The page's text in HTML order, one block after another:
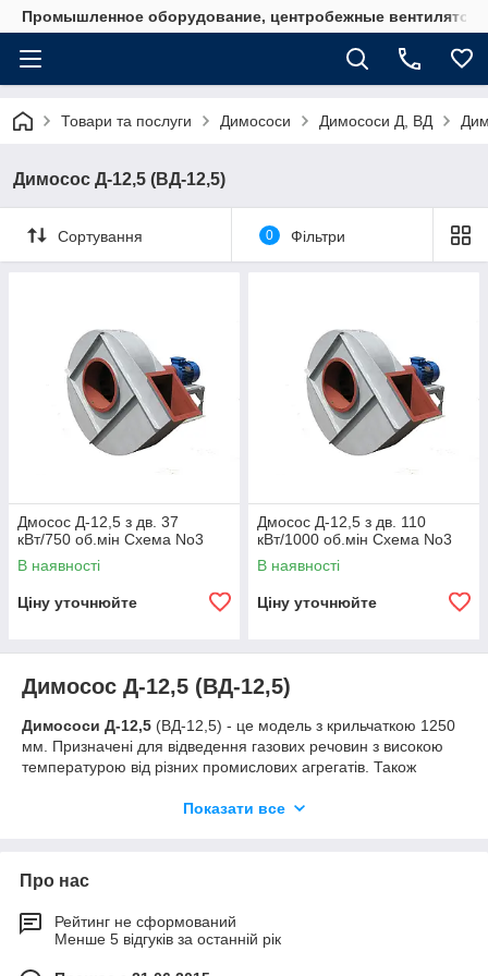
Промышленное оборудование, центробежные
Товари та послуги Димососи Димососи Д, ВД
Димосос Д-12,5 (ВД-12,5)
Сортування 0 Фільтри
Дмосос Д-12,5 з дв. 37
кВт/750 об.мін Схема No3
В наявності
Ціну уточнюйте
Дмосос Д-12,5 з дв. 110
кВт/1000 об.мін Схема No3
В наявності
Ціну уточнюйте
Димосос Д-12,5 (ВД-12,5)
Димососи Д-12,5 (ВД-12,5) - це модель з крильчаткою 1250
мм. Призначені для відведення газових речовин з високою
температурою від різних промислових агрегатів. Також
системах вентиляції і кондиціонування. З допомогою
паровими, водогрійними, які працюють на твердому або газо-
мазутному паливі.
Функції та переваги димососа
Показати все
Про нас
Рейтинг не сформований
Менше 5 відгуків за останній рік